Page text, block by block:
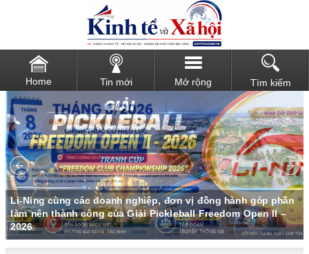
Home Tin mới Mở rộng Tìm kiếm
Li-Ning cùng các doanh nghiệp, đơn vị đồng hành góp phần
làm nên thành công của Giải Pickleball Freedom Open II –
2026